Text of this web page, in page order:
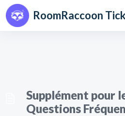
Passer au contenu principal
Supplément pour
Questions